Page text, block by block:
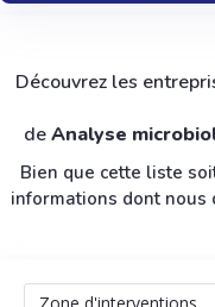
Découvrez les
deAnalyse
Bien que cette liste
informations dont nous